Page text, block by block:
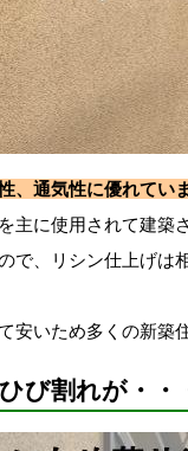
、通気性に優れていま
主に使用されて建築
で、リシン仕上げは
安いため多くの新築
び割れが・・